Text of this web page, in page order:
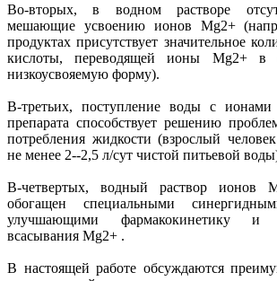
Во-вторых, в водном растворе
мешающие усвоению ионов Mg2+
продуктах присутствует значительное
кислоты, переводящей ионы Mg2+ в
низкоусвояемую форму).
В-третьих, поступление воды с
препарата способствует решению
потребления жидкости (взрослый
не менее 2--2,5 л/сут чистой питьевой
В-четвертых, водный раствор ионов
обогащен специальными
улучшающими фармакокинетику и
всасывания Mg2+ .
В настоящей работе обсуждаются